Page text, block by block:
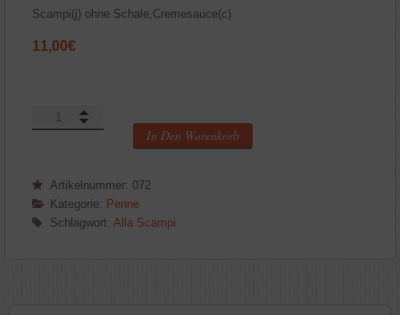
Scampi(j) ohne Schale,Cremesauce(c)
11,00€
Scampi
In Den Warenkorb
Artikelnummer: 072
Kategorie: Penne
Schlagwort: Alla Scampi